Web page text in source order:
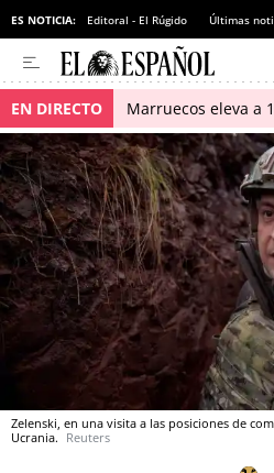
ES NOTICIA: Editoral - El Rúgido Últimas
EN DIRECTO Marruecos eleva a
Zelenski, en una visita a las posiciones de
Ucrania. Reuters